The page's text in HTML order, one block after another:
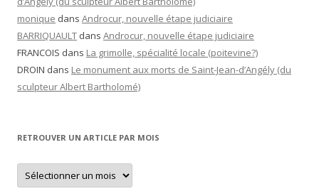
monique dans Androcur, nouvelle étape judiciaire
BARRIQUAULT dans Androcur, nouvelle étape judiciaire
FRANCOIS dans La grimolle, spécialité locale (poitevine?)
DROIN dans Le monument aux morts de Saint-Jean-d’Angély (du
sculpteur Albert Bartholomé)
RETROUVER UN ARTICLE PAR MOIS
Retrouver
un
article